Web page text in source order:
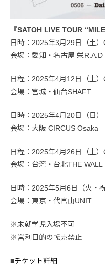
『SATOH LIVE TOUR
日時：2025年3月29日（土
会場：愛知・名古屋 栄R.A.D
日程：2025年4月12日（土
会場：宮城・仙台SHAFT
日時：2025年4月20日（日
会場：大阪 CIRCUS Osaka
日程：2025年4月26日（土
会場：台湾・台北THE WALL
日時：2025年5月6日（火・
会場：東京・代官山UNIT
※未就学児入場不可
※営利目的の転売禁止
■チケット詳細